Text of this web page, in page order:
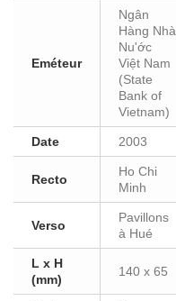
Eméteur
Ngân
Hàng Nhà
Nu'ớc
Việt Nam
(State
Bank of
Vietnam)
Date 2003
Recto
Ho Chi
Minh
Verso
Pavillons
à Hué
L x H
(mm)
140 x 65